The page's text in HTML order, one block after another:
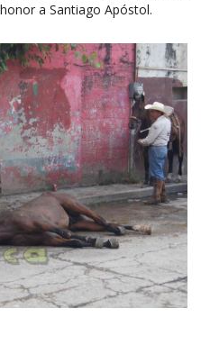
a Santiago Apóstol.